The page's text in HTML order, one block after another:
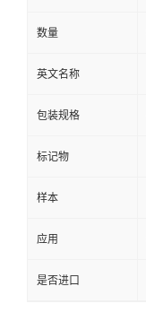
数量
英文名称
包装规格
标记物
样本
应用
是否进口